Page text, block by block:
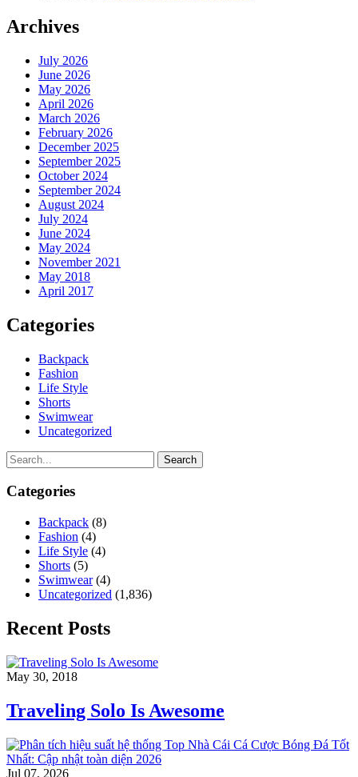
Archives
July 2026
June 2026
May 2026
April 2026
March 2026
February 2026
December 2025
September 2025
October 2024
September 2024
August 2024
July 2024
June 2024
May 2024
November 2021
May 2018
April 2017
Categories
Backpack
Fashion
Life Style
Shorts
Swimwear
Uncategorized
Search
Categories
Backpack (8)
Fashion (4)
Life Style (4)
Shorts (5)
Swimwear(4)
Uncategorized (1,836)
Recent Posts
May 30, 2018
Traveling Solo Is Awesome
Jul 07, 2026